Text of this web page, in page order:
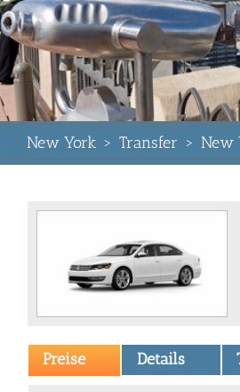
New York > Transfer > New
Preise Details